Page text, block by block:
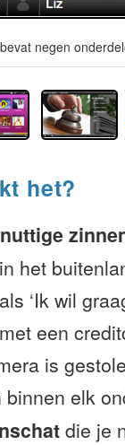
bevat negen
het?
nuttige
het
‘Ik wil
een
is
binnen elk
die je